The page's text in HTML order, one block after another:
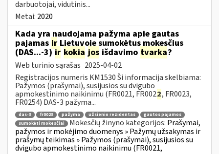
darbuotojai, vidutinis...
Metai: 2020
Kada yra naudojama pažyma apie gautas
pajamas ir Lietuvoje sumokėtus mokesčius
(DAS...-3)ir kokia jos išdavimo tvarka?
Web turinio sąrašas 2025-04-02
Registracijos numeris KM1530 Ši informacija skelbiama:
Pažymos (prašymai), susijusios su dvigubo
apmokestinimo naikinimu (FR0021, FR0022, FR0023,
FR0254) DAS-3 pažyma...
das-3 fr0023 pažyma užsienio rezidentas
gautos pajamos
sumokėti mokesčiai
Mokesčių žinyno kategorijos: Prašymai,
pažymos ir mokėjimo duomenys » Pažymų užsakymas ir
prašymų teikimas » Pažymos (prašymai), susijusios su
dvigubo apmokestinimo naikinimu (FR0021,